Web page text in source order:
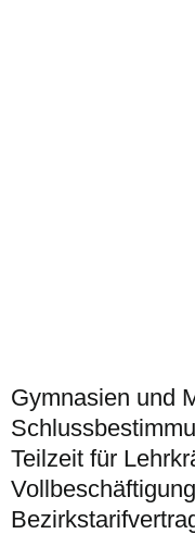
Gymnasien und
Teilzeit für